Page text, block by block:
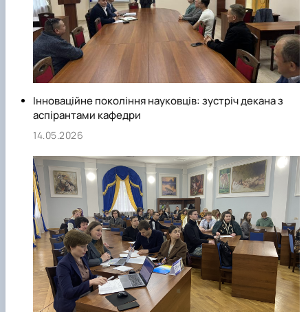
Інноваційне покоління науковців: зустріч декана з
аспірантами кафедри
14.05.2026